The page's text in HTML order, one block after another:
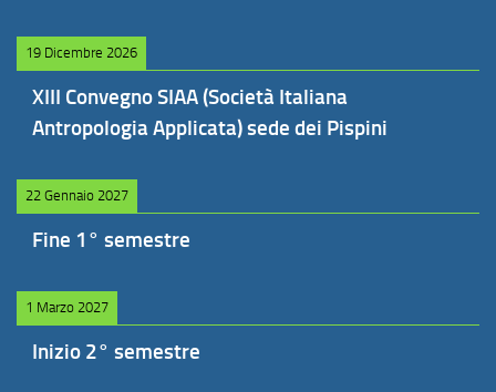
19 Dicembre 2026
XIII Convegno SIAA (Società Italiana
Antropologia Applicata) sede dei Pispini
22 Gennaio 2027
Fine 1° semestre
1 Marzo 2027
Inizio 2° semestre